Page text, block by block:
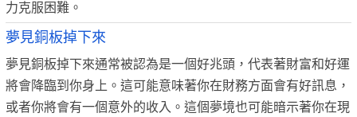
力克服困難。
夢見銅板掉下來
夢見銅板掉下來通常被認為是一個好兆頭，代表著財富和好運
將會降臨到你身上。這可能意味著你在財務方面會有好訊息，
或者你將會有一個意外的收入。這個夢境也可能暗示著你在現